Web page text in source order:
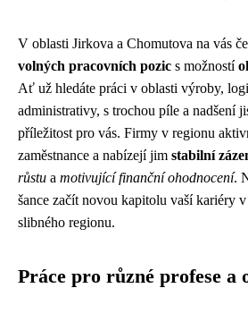
V oblasti Jirkova a Chomutova na vás
volných pracovních pozic s možností
Ať už hledáte práci v oblasti výroby,
administrativy, s trochou píle a nadšení
příležitost pro vás. Firmy v regionu
zaměstnance a nabízejí jim stabilní
růstu a motivující finanční ohodnocení.
šance začít novou kapitolu vaší kariéry
slibného regionu.
Práce pro různé profese a